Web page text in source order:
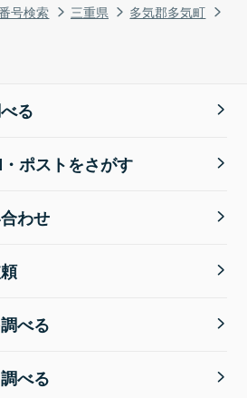
号検索 三重県
多気郡多気町
る
ポストをさがす
わせ
べる
べる